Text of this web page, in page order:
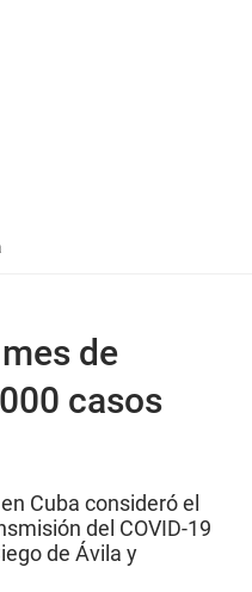
de
casos
Cuba consideró el
del COVID-19
de Ávila y